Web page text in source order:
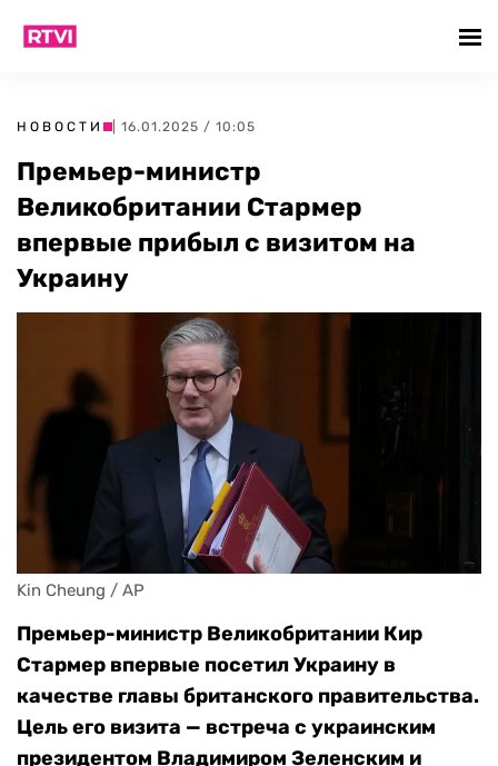
НОВОСТИ | 16.01.2025 / 10:05
Премьер-министр
Великобритании Стармер
впервые прибыл с визитом на
Украину
Kin Cheung / AP
Премьер-министр Великобритании Кир
Стармер впервые посетил Украину в
качестве главы британского правительства.
Цель его визита — встреча с украинским
президентом Владимиром Зеленским и